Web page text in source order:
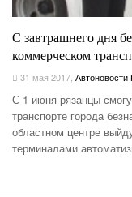
С завтрашнего дня
коммерческом
31 мая 2017 Автоновости
С 1 июня рязанцы
транспорте города
областном центре
терминалами